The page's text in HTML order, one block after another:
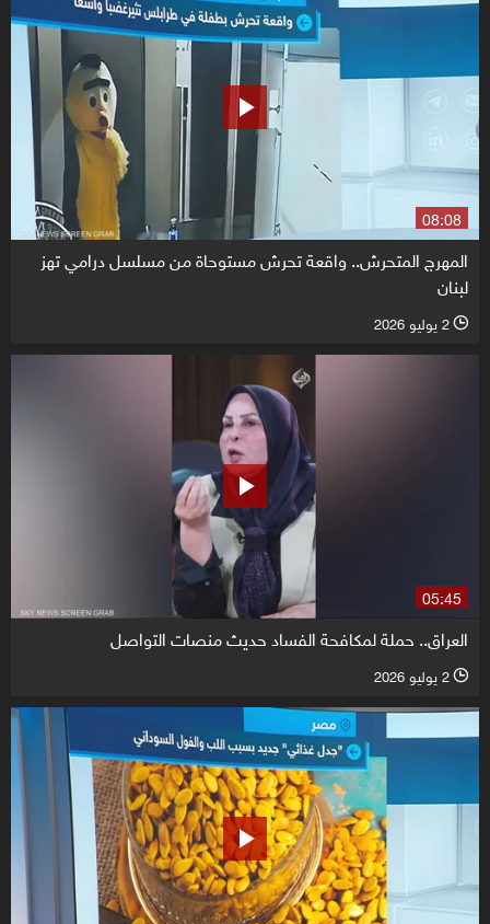
08:08
المهرج المتحرش.. واقعة تحرش مستوحاة من مسلسل درامي تهز
لبنان
l 2 يوليو 2026
05:45
العراق.. حملة لمكافحة الفساد حديث منصات التواصل
l 2 يوليو 2026